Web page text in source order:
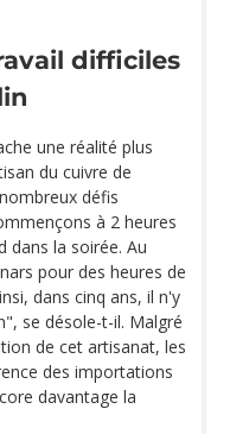
difficiles
une réalité plus
du cuivre de
défis
à 2 heures
dans la soirée. Au
pour des heures de
dans cinq ans, il n'y
se désole-t-il. Malgré
de cet artisanat, les
des importations
davantage la